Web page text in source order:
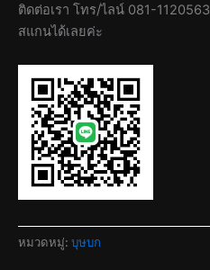
ติดต่อเรา โทร/ไลน์ 081-1120563
สแกนได้เลยค่ะ
หมวดหมู่: บุษบก